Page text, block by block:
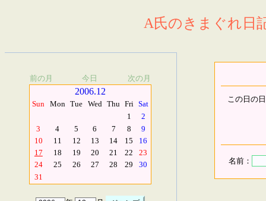
A氏のきまぐれ日
前の月 今日 次の月
2006.12
Sun Mon Tue Wed Thu Fri Sat
1
2
3
4 5 6 7 8
9
10
11 12 13 14 15
16
17
18 19 20 21 22
23
24
25 26 27 28 29
30
31
この日の
名前：